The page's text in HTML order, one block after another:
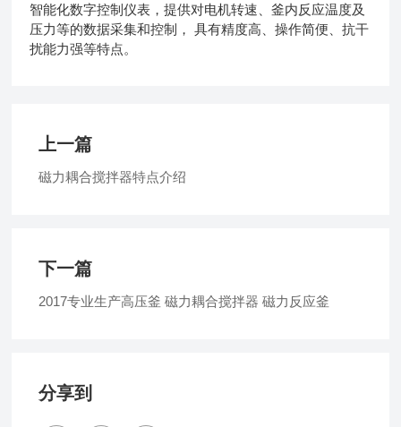
智能化数字控制仪表，提供对电机转速、釜内反应温度及
压力等的数据采集和控制， 具有精度高、操作简便、抗干
扰能力强等特点。
上一篇
磁力耦合搅拌器特点介绍
下一篇
2017专业生产高压釜 磁力耦合搅拌器 磁力反应釜
分享到